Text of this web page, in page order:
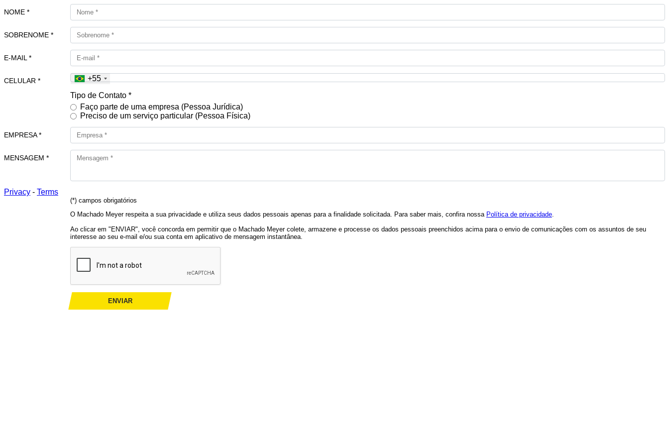
NOME *
SOBRENOME *
E-MAIL *
CELULAR *
+55
Tipo de Contato *
Faço parte de uma empresa (Pessoa Jurídica)
Preciso de um serviço particular (Pessoa Física)
EMPRESA *
MENSAGEM *
Privacy - Terms
(*) campos obrigatórios
O Machado Meyer respeita a sua privacidade e utiliza seus dados pessoais apenas para a finalidade solicitada. Para saber mais, confira nossa Política de privacidade.
Ao clicar em "ENVIAR", você concorda em permitir que o Machado Meyer colete, armazene e processe os dados pessoais preenchidos acima para o envio de comunicações com os assuntos de seu
interesse ao seu e-mail e/ou sua conta em aplicativo de mensagem instantânea.
ENVIAR